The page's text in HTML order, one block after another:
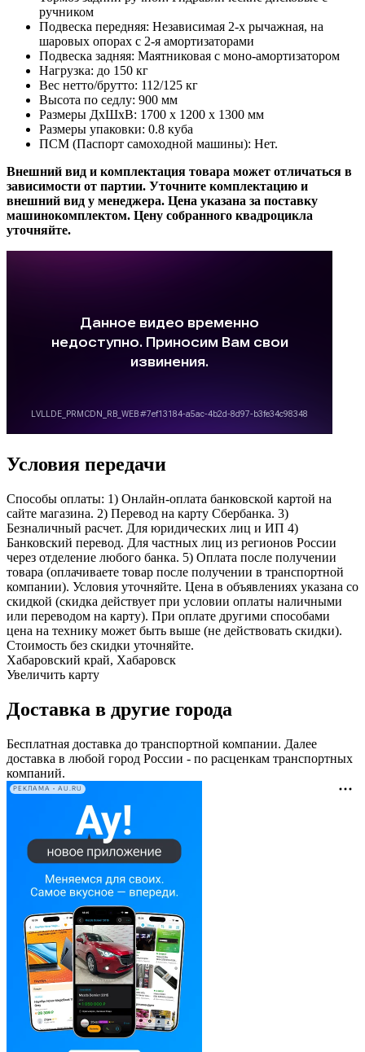
ручником
Подвеска передняя: Независимая 2-х рычажная, на
шаровых опорах с 2-я амортизаторами
Подвеска задняя: Маятниковая с моно-амортизатором
Нагрузка: до 150 кг
Вес нетто/брутто: 112/125 кг
Высота по седлу: 900 мм
Размеры ДхШхВ: 1700 x 1200 x 1300 мм
Размеры упаковки: 0.8 куба
ПСМ (Паспорт самоходной машины): Нет.
Внешний вид и комплектация товара может отличаться в
зависимости от партии. Уточните комплектацию и
внешний вид у менеджера.​ Цена указана за поставку
машинокомплектом. Цену собранного квадроцикла
уточняйте.
Условия передачи
Способы оплаты: 1) Онлайн-оплата банковской картой на
сайте магазина. 2) Перевод на карту Сбербанка. 3)
Безналичный расчет. Для юридических лиц и ИП 4)
Банковский перевод. Для частных лиц из регионов России
через отделение любого банка. 5) Оплата после получении
товара (оплачиваете товар после получении в транспортной
компании). Условия уточняйте. Цена в объявлениях указана со
скидкой (скидка действует при условии оплаты наличными
или переводом на карту). При оплате другими способами
цена на технику может быть выше (не действовать скидки).
Стоимость без скидки уточняйте.
Хабаровский край, Хабаровск
Увеличить карту
Доставка в другие города
Бесплатная доставка до транспортной компании. Далее
доставка в любой город России - по расценкам транспортных
компаний.
РЕКЛАМА • AU.RU